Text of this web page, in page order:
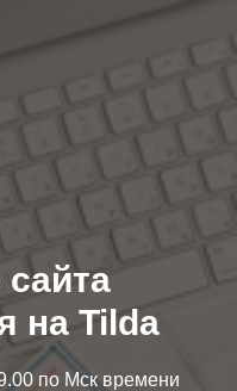
на Tilda
по Мск времени